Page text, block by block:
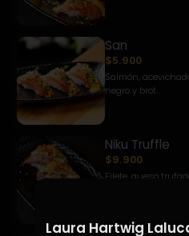
San
$5.900
Salmón,
negro y brot...
Niku Truffle
$9.900
Filete, queso
Laura Hartwig